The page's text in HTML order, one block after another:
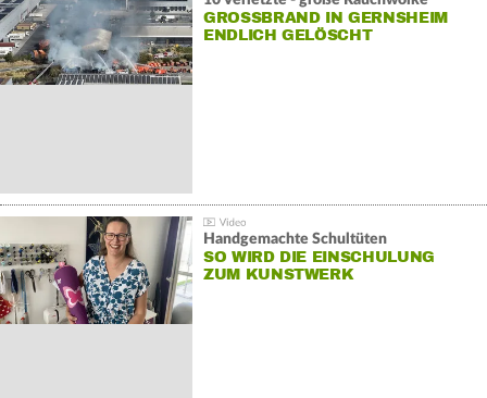
GROSSBRAND IN GERNSHEIM E
NDLICH GELÖSCHT
Handgemachte Schultüten
SO WIRD DIE EINSCHULUNG
ZUM KUNSTWERK